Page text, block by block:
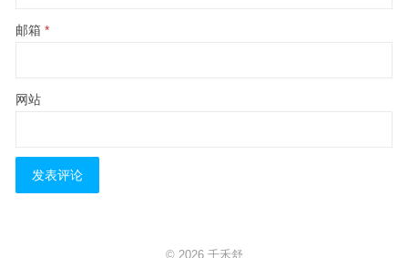
邮箱 *
网站
© 2026 千禾舒